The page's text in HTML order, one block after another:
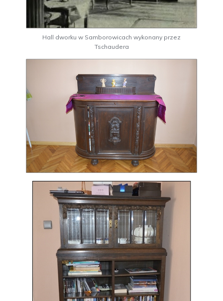
Hall dworku w Samborowicach wykonany przez
Tschaudera